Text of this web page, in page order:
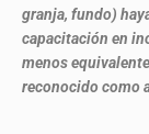
granja, fundo)
capacitación en
menos
reconocido como